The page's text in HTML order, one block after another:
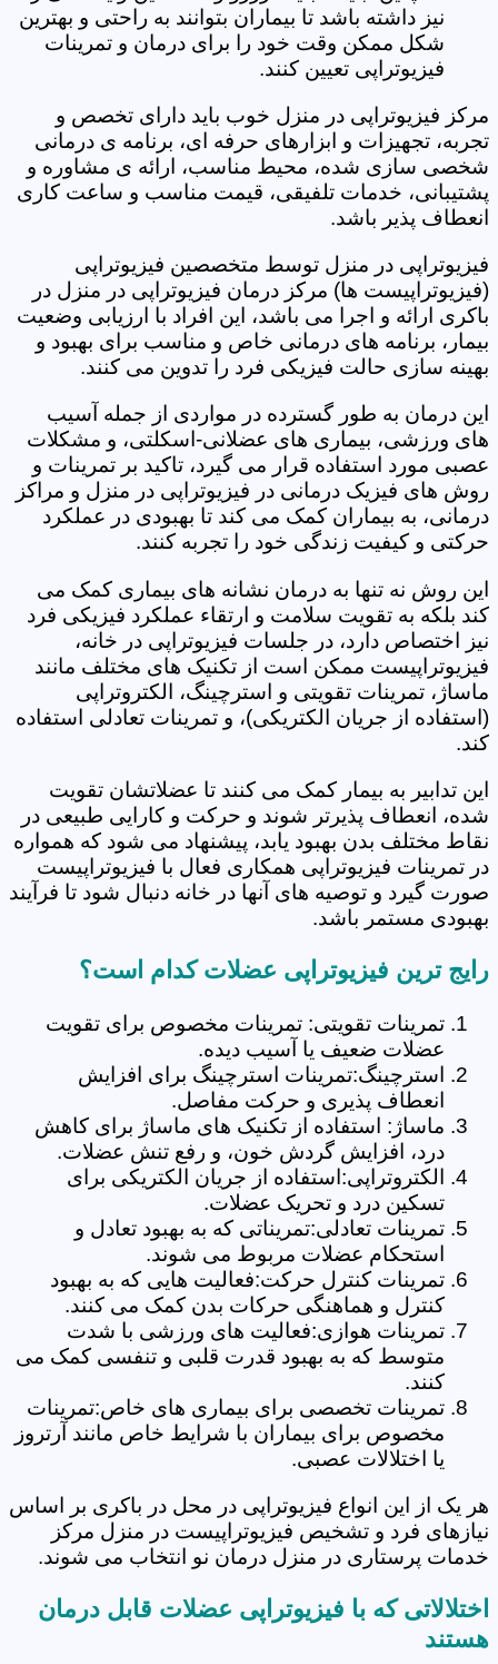
نیز داشته باشد تا بیماران بتوانند به راحتی و بهترین
شکل ممکن وقت خود را برای درمان و تمرینات
فیزیوتراپی تعیین کنند.
مرکز فیزیوتراپی در منزل خوب باید دارای تخصص و
تجربه، تجهیزات و ابزارهای حرفه ای، برنامه ی درمانی
شخصی سازی شده، محیط مناسب، ارائه ی مشاوره و
پشتیبانی، خدمات تلفیقی، قیمت مناسب و ساعت کاری
انعطاف پذیر باشد.
فیزیوتراپی در منزل توسط متخصصین فیزیوتراپی
(فیزیوتراپیست ها) مرکز درمان فیزیوتراپی در منزل در
باکری ارائه و اجرا می باشد، این افراد با ارزیابی وضعیت
بیمار، برنامه های درمانی خاص و مناسب برای بهبود و
بهینه سازی حالت فیزیکی فرد را تدوین می کنند.
این درمان به طور گسترده در مواردی از جمله آسیب
های ورزشی، بیماری های عضلانی-اسکلتی، و مشکلات
عصبی مورد استفاده قرار می گیرد، تاکید بر تمرینات و
روش های فیزیک درمانی در فیزیوتراپی در منزل و مراکز
درمانی، به بیماران کمک می کند تا بهبودی در عملکرد
حرکتی و کیفیت زندگی خود را تجربه کنند.
این روش نه تنها به درمان نشانه های بیماری کمک می
کند بلکه به تقویت سلامت و ارتقاء عملکرد فیزیکی فرد
نیز اختصاص دارد، در جلسات فیزیوتراپی در خانه،
فیزیوتراپیست ممکن است از تکنیک های مختلف مانند
ماساژ، تمرینات تقویتی و استرچینگ، الکتروتراپی
(استفاده از جریان الکتریکی)، و تمرینات تعادلی استفاده
کند.
این تدابیر به بیمار کمک می کنند تا عضلاتشان تقویت
شده، انعطاف پذیرتر شوند و حرکت و کارایی طبیعی در
نقاط مختلف بدن بهبود یابد، پیشنهاد می شود که همواره
در تمرینات فیزیوتراپی همکاری فعال با فیزیوتراپیست
صورت گیرد و توصیه های آنها در خانه دنبال شود تا فرآیند
بهبودی مستمر باشد.
رایج ترین فیزیوتراپی عضلات کدام است؟
تمرینات تقویتی: تمرینات مخصوص برای تقویت
عضلات ضعیف یا آسیب دیده.
استرچینگ:تمرینات استرچینگ برای افزایش
انعطاف پذیری و حرکت مفاصل.
ماساژ: استفاده از تکنیک های ماساژ برای کاهش
درد، افزایش گردش خون، و رفع تنش عضلات.
الکتروتراپی:استفاده از جریان الکتریکی برای
تسکین درد و تحریک عضلات.
تمرینات تعادلی:تمریناتی که به بهبود تعادل و
استحکام عضلات مربوط می شوند.
تمرینات کنترل حرکت:فعالیت هایی که به بهبود
کنترل و هماهنگی حرکات بدن کمک می کنند.
تمرینات هوازی:فعالیت های ورزشی با شدت
متوسط که به بهبود قدرت قلبی و تنفسی کمک می
کنند.
تمرینات تخصصی برای بیماری های خاص:تمرینات
مخصوص برای بیماران با شرایط خاص مانند آرتروز
یا اختلالات عصبی.
هر یک از این انواع فیزیوتراپی در محل در باکری بر اساس
نیازهای فرد و تشخیص فیزیوتراپیست در منزل مرکز
خدمات پرستاری در منزل درمان نو انتخاب می شوند.
اختلالاتی که با فیزیوتراپی عضلات قابل درمان
هستند